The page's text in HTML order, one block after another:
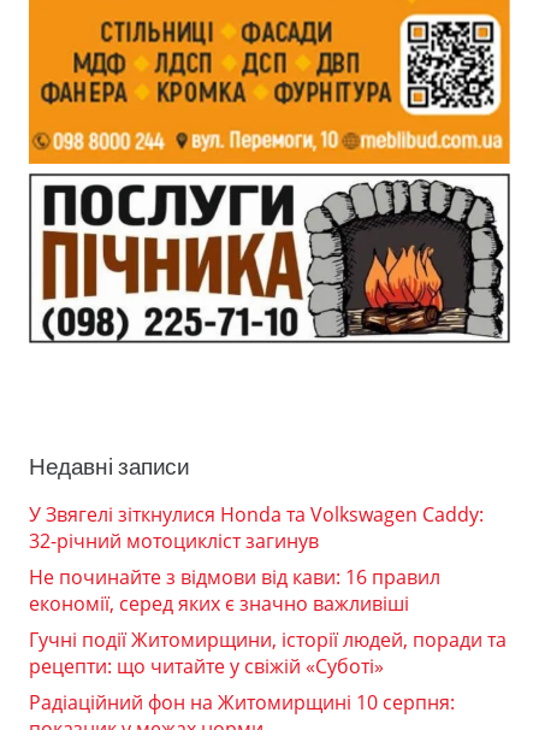
Недавні записи
У Звягелі зіткнулися Honda та Volkswagen Caddy:
32-річний мотоцикліст загинув
Не починайте з відмови від кави: 16 правил
економії, серед яких є значно важливіші
Гучні події Житомирщини, історії людей, поради та
рецепти: що читайте у свіжій «Суботі»
Радіаційний фон на Житомирщині 10 серпня: